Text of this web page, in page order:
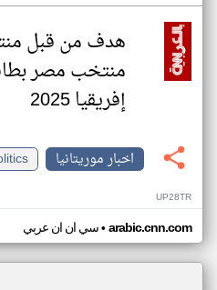
هدف من قبل
منتخب مصر
إفريقيا 2025
اخبار موريتانيا
UP28TR
سي ان ان عربي• arabic.cnn.com